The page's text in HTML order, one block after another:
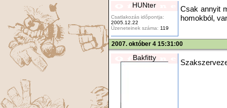
HUNter
Csatlakozás időpontja:
2005.12.22
Üzeneteinek száma: 119
Csak annyit
homokból,
2007. október 4 15:31:00
Bakfitty